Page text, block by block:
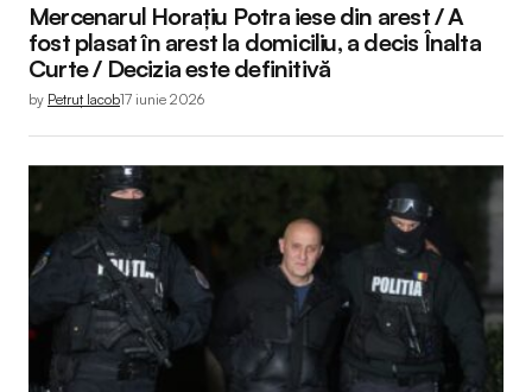
Mercenarul Horațiu Potra iese din arest / A
fost plasat în arest la domiciliu, a decis Înalta
Curte / Decizia este definitivă
by Petruț Iacob17 iunie 2026